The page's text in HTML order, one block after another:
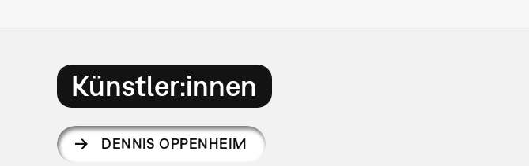
Künstler:innen
DENNIS OPPENHEIM